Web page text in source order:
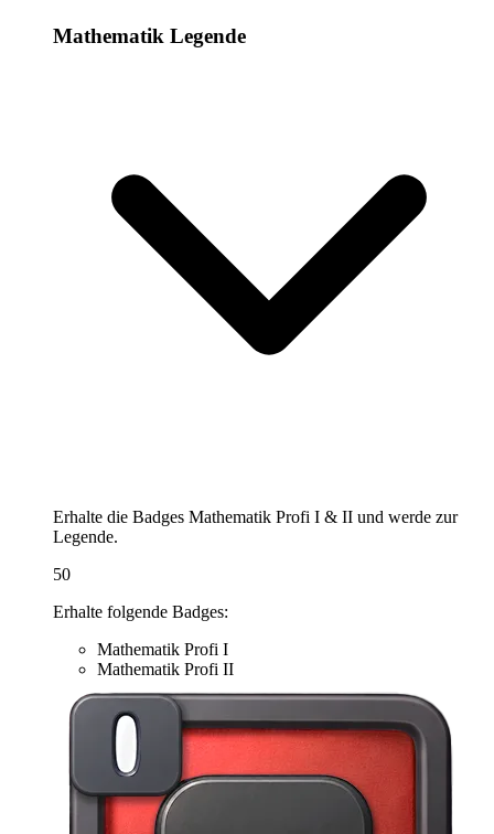
Mathematik Legende
Erhalte die Badges Mathematik Profi I & II und werde zur
Legende.
50
Erhalte folgende Badges:
Mathematik Profi I
Mathematik Profi II